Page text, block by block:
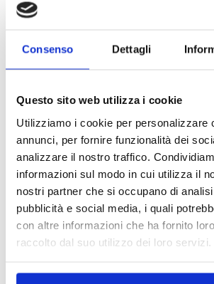
Consenso Dettagli
Questo sito web utilizza i cookie
Utilizziamo i cookie per personalizzare
annunci, per fornire funzionalità dei
analizzare il nostro traffico.
informazioni sul modo in cui utilizza il
nostri partner che si occupano di analisi
pubblicità e social media, i quali
con altre informazioni che ha fornito
raccolto dal suo utilizzo dei loro servizi.
Promozioni
PANDORA